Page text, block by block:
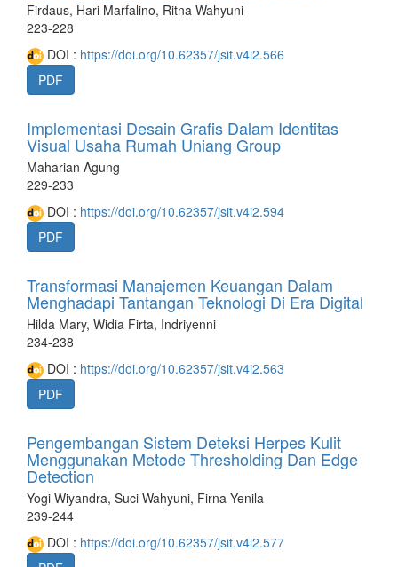
Firdaus, Hari Marfalino, Ritna Wahyuni
223-228
DOI : https://doi.org/10.62357/jsit.v4i2.566
PDF
Implementasi Desain Grafis Dalam Identitas
Visual Usaha Rumah Uniang Group
Maharian Agung
229-233
DOI : https://doi.org/10.62357/jsit.v4i2.594
PDF
Transformasi Manajemen Keuangan Dalam
Menghadapi Tantangan Teknologi Di Era Digital
Hilda Mary, Widia Firta, Indriyenni
234-238
DOI : https://doi.org/10.62357/jsit.v4i2.563
PDF
Pengembangan Sistem Deteksi Herpes Kulit
Menggunakan Metode Thresholding Dan Edge
Detection
Yogi Wiyandra, Suci Wahyuni, Firna Yenila
239-244
DOI : https://doi.org/10.62357/jsit.v4i2.577